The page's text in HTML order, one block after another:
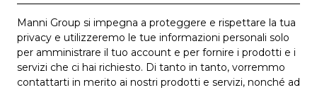
Manni Group si impegna a proteggere e rispettare la tua
privacy e utilizzeremo le tue informazioni personali solo
per amministrare il tuo account e per fornire i prodotti e i
servizi che ci hai richiesto. Di tanto in tanto, vorremmo
contattarti in merito ai nostri prodotti e servizi, nonché ad